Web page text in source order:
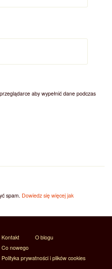
aby wypełnić dane podczas
spam. Dowiedz się więcej jak
Kontakt
O blogu
Co nowego
Polityka prywatności i plików cookies